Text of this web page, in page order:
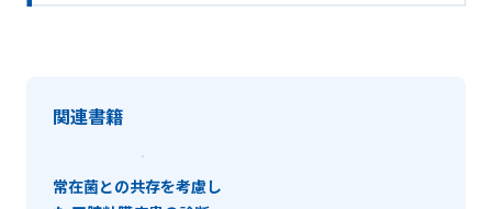
関連書籍
常在菌との共存を考慮し